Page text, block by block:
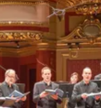
chefs-d’œuvre
Pièce la
elle est le
de son
à émouvoir et
temps.